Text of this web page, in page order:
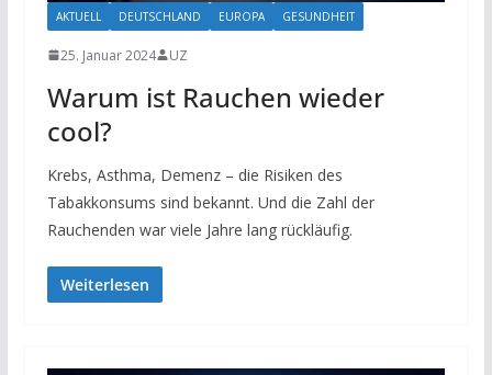
AKTUELL DEUTSCHLAND EUROPA GESUNDHEIT
25. Januar 2024 UZ
Warum ist Rauchen wieder
cool?
Krebs, Asthma, Demenz – die Risiken des
Tabakkonsums sind bekannt. Und die Zahl der
Rauchenden war viele Jahre lang rückläufig.
Weiterlesen